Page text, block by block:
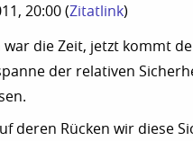
20:00 (Zitatlink)
die Zeit, jetzt kommt
der relativen
deren Rücken wir diese